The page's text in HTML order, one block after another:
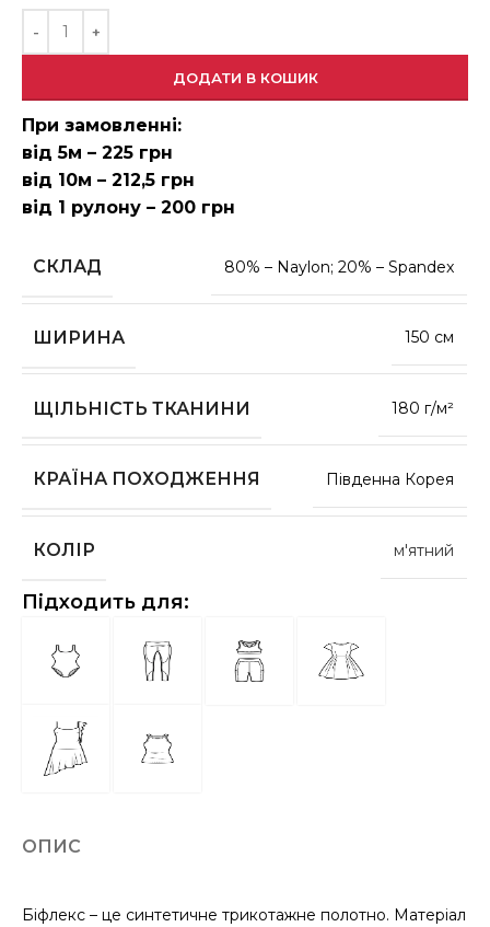
ДОДАТИ В КОШИК
При замовленні:
від 5м – 225 грн
від 10м – 212,5 грн
від 1 рулону – 200 грн
СКЛАД 80% – Naylon; 20% – Spandex
ШИРИНА 150 см
ЩІЛЬНІСТЬ ТКАНИНИ 180 г/м²
КРАЇНА ПОХОДЖЕННЯ Південна Корея
КОЛІР м'ятний
Підходить для:
ОПИС
Біфлекс – це синтетичне трикотажне полотно. Матеріал